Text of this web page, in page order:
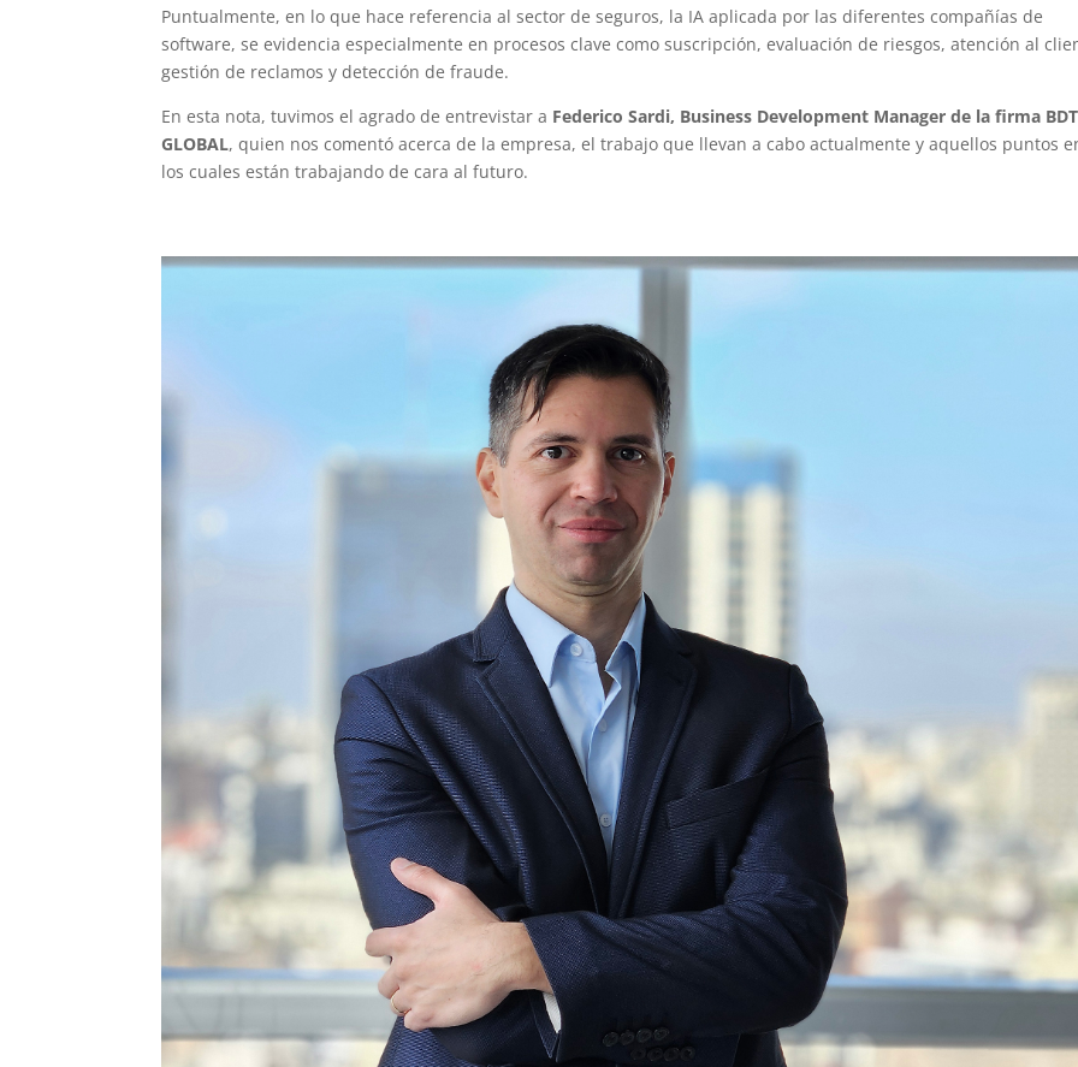
Puntualmente, en lo que hace referencia al sector de seguros, la IA aplicada por las diferentes compañías de
software, se evidencia especialmente en procesos clave como suscripción, evaluación de riesgos, atención al
gestión de reclamos y detección de fraude.
En esta nota, tuvimos el agrado de entrevistar a Federico Sardi, Business Development Manager de la firma BDT
GLOBAL, quien nos comentó acerca de la empresa, el trabajo que llevan a cabo actualmente y aquellos puntos
los cuales están trabajando de cara al futuro.